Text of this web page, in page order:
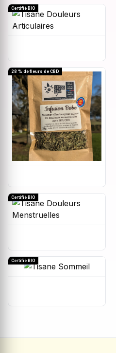
Certifié BIO
28 % de fleurs de CBD
Certifié BIO
Certifié BIO